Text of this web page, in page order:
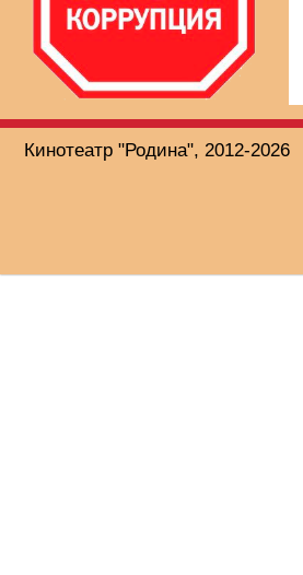
Кинотеатр "Родина", 2012-2026